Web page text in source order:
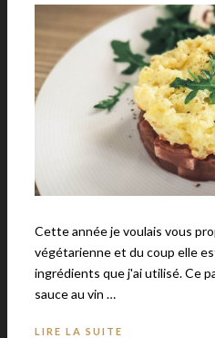
Cette année je voulais vous
végétarienne et du coup elle
ingrédients que j'ai utilisé. Ce
sauce au vin …
LIRE LA SUITE